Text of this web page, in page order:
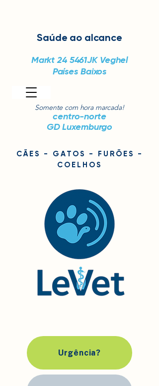
Somente com hora marcada!
centro-norte
GD Luxemburgo
Saúde ao alcance
CÃES - GATOS - FURÕES -
COELHOS
Markt 24 5461JK Veghel
Países Baixos
Urgência?